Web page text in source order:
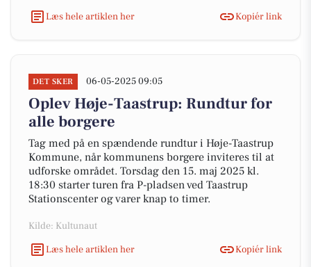
Læs hele artiklen her
Kopiér link
DET SKER 06-05-2025 09:05
Oplev Høje-Taastrup: Rundtur for
alle borgere
Tag med på en spændende rundtur i Høje-Taastrup
Kommune, når kommunens borgere inviteres til at
udforske området. Torsdag den 15. maj 2025 kl.
18:30 starter turen fra P-pladsen ved Taastrup
Stationscenter og varer knap to timer.
Kilde: Kultunaut
Læs hele artiklen her
Kopiér link